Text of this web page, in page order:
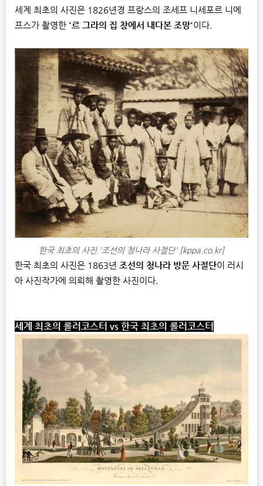
세계 최초의 사진은 1826년경 프랑스의 조세프 니세포르 니에
프스가 촬영한 '르 그라의 집 창에서 내다본 조망'이다.
한국 최초의 사진 '조선의 청나라 사절단' [kppa.co.kr]
한국 최초의 사진은 1863년 조선의 청나라 방문 사절단이 러시
아 사진작가에 의뢰해 촬영한 사진이다.
세계 최초의 롤러코스터 vs 한국 최초의 롤러코스터